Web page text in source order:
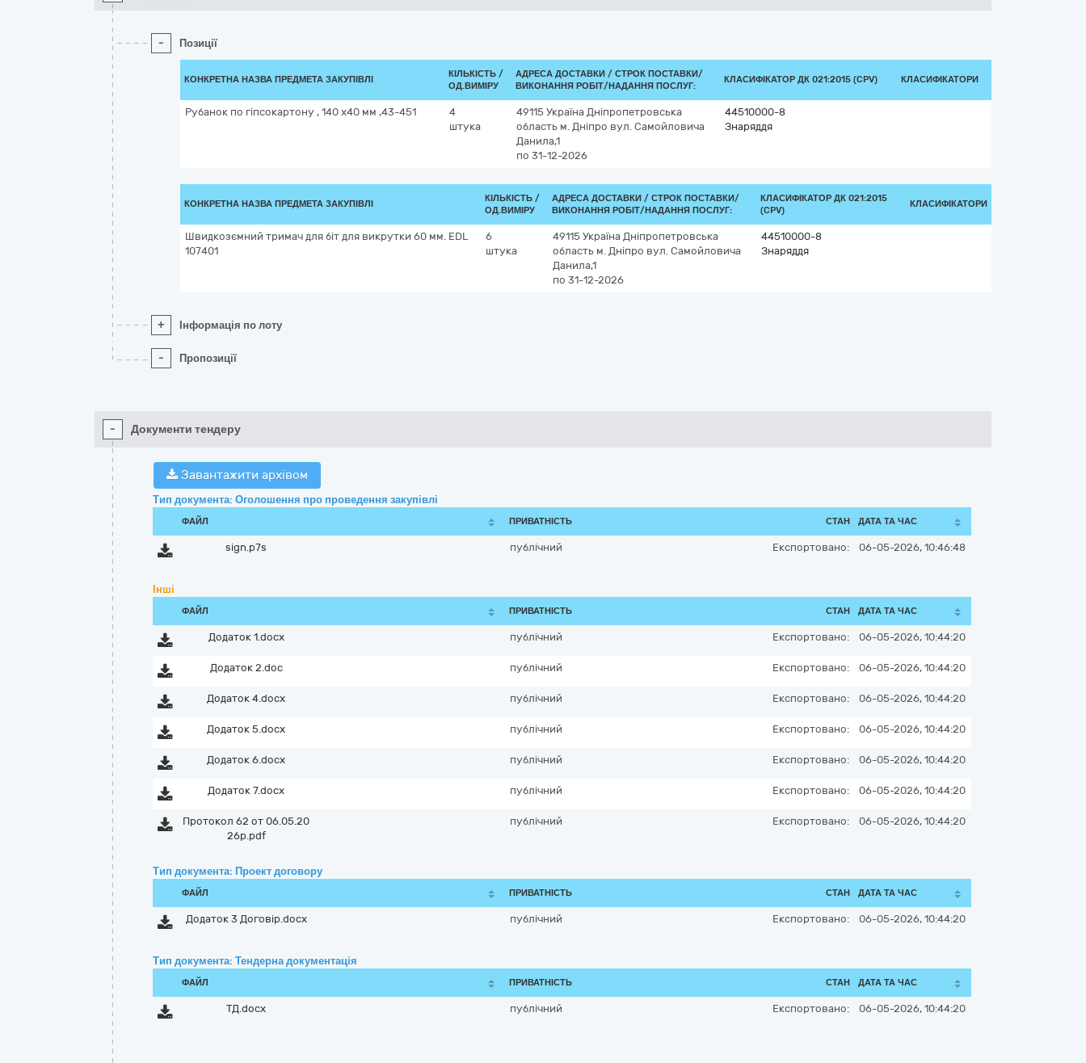
- Позиції
КОНКРЕТНА НАЗВА ПРЕДМЕТА ЗАКУПІВЛІ
КІЛЬКІСТЬ /
ОД.ВИМІРУ
АДРЕСА ДОСТАВКИ / СТРОК ПОСТАВКИ/
ВИКОНАННЯ РОБІТ/НАДАННЯ ПОСЛУГ:
КЛАСИФІКАТОР ДК 021:2015 (CPV) КЛАСИФІКАТОРИ
Рубанок по гіпсокартону , 140 х40 мм ,43-451
4
штука
49115 Україна Дніпропетровська
область м. Дніпро вул. Самойловича
Данила,1
по 31-12-2026
44510000-8
Знаряддя
КОНКРЕТНА НАЗВА ПРЕДМЕТА ЗАКУПІВЛІ
КІЛЬКІСТЬ /
ОД.ВИМІРУ
АДРЕСА ДОСТАВКИ / СТРОК ПОСТАВКИ/
ВИКОНАННЯ РОБІТ/НАДАННЯ ПОСЛУГ:
КЛАСИФІКАТОР ДК 021:2015
(CPV)
КЛАСИФІКАТОРИ
Швидкозємний тримач для біт для викрутки 60 мм. EDL
107401
6
штука
49115 Україна Дніпропетровська
область м. Дніпро вул. Самойловича
Данила,1
по 31-12-2026
44510000-8
Знаряддя
+ Інформація по лоту
- Пропозиції
- Документи тендеру
Завантажити архівом
Тип документа: Оголошення про проведення закупівлі
ФАЙЛ ПРИВАТНІСТЬ СТАН ДАТА ТА ЧАС
sign.p7s публічний Експортовано: 06-05-2026, 10:46:48
Інші
ФАЙЛ ПРИВАТНІСТЬ СТАН ДАТА ТА ЧАС
Додаток 1.docx публічний Експортовано: 06-05-2026, 10:44:20
Додаток 2.doc публічний Експортовано: 06-05-2026, 10:44:20
Додаток 4.docx публічний Експортовано: 06-05-2026, 10:44:20
Додаток 5.docx публічний Експортовано: 06-05-2026, 10:44:20
Додаток 6.docx публічний Експортовано: 06-05-2026, 10:44:20
Додаток 7.docx публічний Експортовано: 06-05-2026, 10:44:20
Протокол 62 от 06.05.20
26р.pdf
публічний Експортовано: 06-05-2026, 10:44:20
Тип документа: Проект договору
ФАЙЛ ПРИВАТНІСТЬ СТАН ДАТА ТА ЧАС
Додаток 3 Договір.docx публічний Експортовано: 06-05-2026, 10:44:20
Тип документа: Тендерна документація
ФАЙЛ ПРИВАТНІСТЬ СТАН ДАТА ТА ЧАС
ТД.docx публічний Експортовано: 06-05-2026, 10:44:20